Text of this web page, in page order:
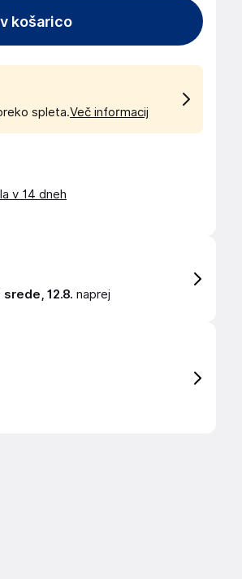
košarico
spleta.Več informacij
v 14 dneh
srede, 12.8. naprej